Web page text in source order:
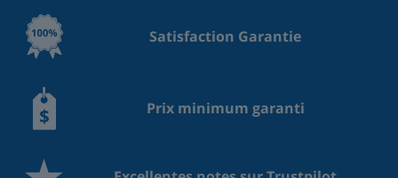
Satisfaction Garantie
Prix minimum garanti